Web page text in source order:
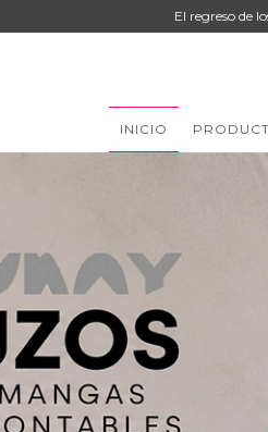
El regreso de
INICIO